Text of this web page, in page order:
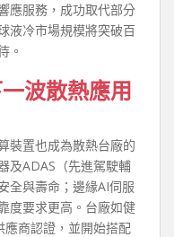
應服務，成功取代部分
液冷市場規模將突破百
。
波散熱應用
裝置也成為散熱台廠的
及ADAS（先進駕駛輔
全與壽命；邊緣AI伺服
度要求更高。台廠如健
商認證，並開始搭配